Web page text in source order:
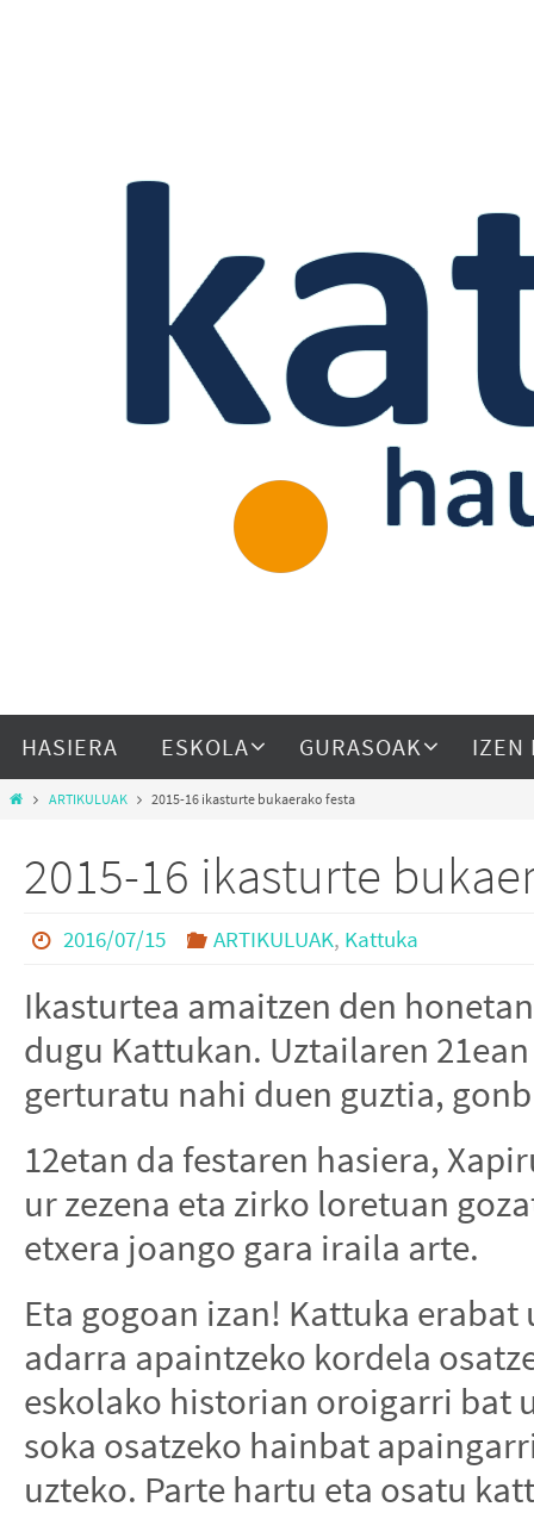
HASIERA ESKOLA GURASOAK IZEN
ARTIKULUAK 2015-16 ikasturte bukaerako festa
2015-16 ikasturte
2016/07/15 ARTIKULUAK, Kattuka
Ikasturtea amaitzen den
dugu Kattukan. Uztailaren
gerturatu nahi duen guztia,
12etan da festaren hasiera,
ur zezena eta zirko loretuan
etxera joango gara iraila arte.
Eta gogoan izan! Kattuka
adarra apaintzeko kordela
eskolako historian oroigarri bat
soka osatzeko hainbat
uzteko. Parte hartu eta osatu